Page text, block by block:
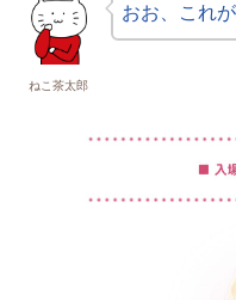
ねこ茶太郎
おお、これが